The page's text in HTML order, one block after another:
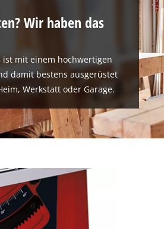
Wir haben das
ist mit einem hochwertigen
damit bestens ausgerüstet
Werkstatt oder Garage.